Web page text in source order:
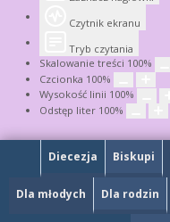
Czytnik ekranu
Tryb czytania
Skalowanie treści 100%
Czcionka 100%
Wysokość linii 100%
Odstęp liter 100%
Diecezja Biskupi
Dla młodych Dla rodzin